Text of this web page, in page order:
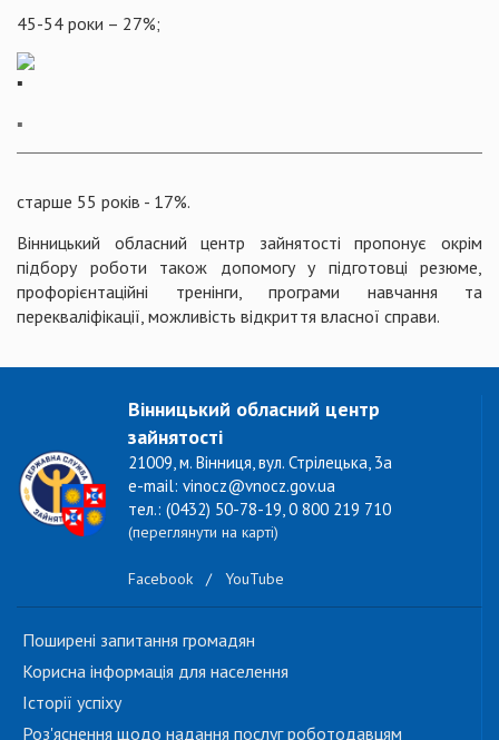
45-54 роки – 27%;
▪️
старше 55 років - 17%.
Вінницький обласний центр зайнятості пропонує окрім
підбору роботи також допомогу у підготовці резюме,
профорієнтаційні тренінги, програми навчання та
перекваліфікації, можливість відкриття власної справи.
Вінницький обласний центр
зайнятості
21009, м. Вінниця, вул. Стрілецька, 3а
e-mail: vinocz@vnocz.gov.ua
тел.: (0432) 50-78-19, 0 800 219 710
(переглянути на карті)
Facebook / YouTube
Поширені запитання громадян
Корисна інформація для населення
Історії успіху
Роз'яснення щодо надання послуг роботодавцям